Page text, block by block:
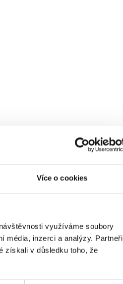
Více o cookies
využíváme soubory
média, inzerci a analýzy. Partneři
získali v důsledku toho, že